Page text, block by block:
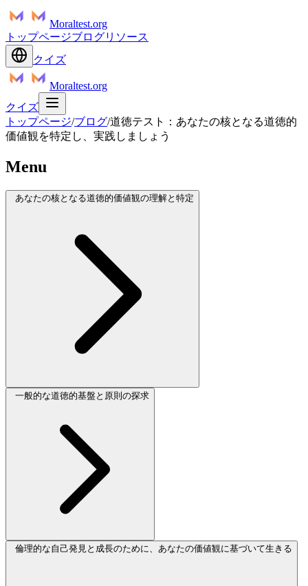
Moraltest.org
トップページブログリソース
クイズ
Moraltest.org
クイズ
トップページ/ブログ/道徳テスト：あなたの核となる道徳的
価値観を特定し、実践しましょう
Menu
あなたの核となる道徳的価値観の理解と特定
一般的な道徳的基盤と原則の探求
倫理的な自己発見と成長のために、あなたの価値観に基づいて生きる